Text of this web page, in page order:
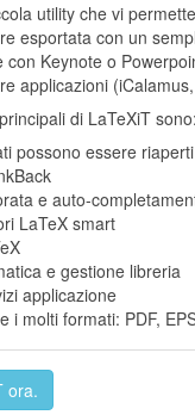
utility che vi
esportata con un
con Keynote o
applicazioni
di LaTeXiT sono:
possono essere
e auto-
LaTeX smart
e gestione libreria
applicazione
i molti formati: PDF,
ora.